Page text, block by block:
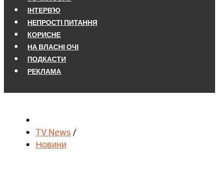
ІНТЕРВ'Ю
НЕПРОСТІ ПИТАННЯ
КОРИСНЕ
НА ВЛАСНІ ОЧІ
ПОДКАСТИ
РЕКЛАМА
TV News/
Новини